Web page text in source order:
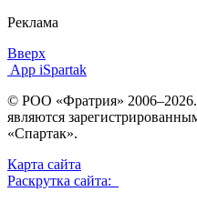
Реклама
Вверх
App iSpartak
© РОО «Фратрия»
являются
«Спартак».
Карта сайта
Раскрутка сайта: